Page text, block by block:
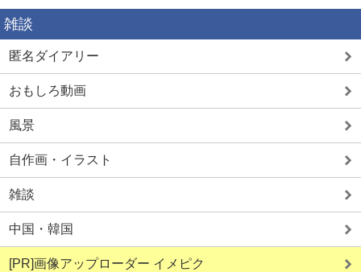
雑談
匿名ダイアリー
おもしろ動画
風景
自作画・イラスト
雑談
中国・韓国
[PR]画像アップローダー イメピク